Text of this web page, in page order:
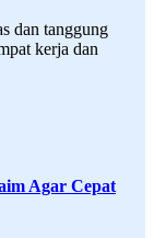
dan tanggung
kerja dan
Agar Cepat